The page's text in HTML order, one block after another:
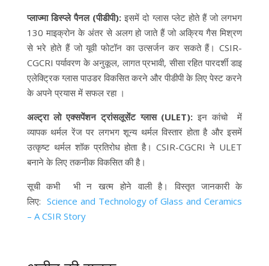
प्लाज्मा डिस्प्ले पैनल (पीडीपी): इसमें दो ग्लास प्लेट होते हैं जो लगभग
130 माइक्रोन के अंतर से अलग हो जाते हैं जो अक्रिय गैस मिश्रण
से भरे होते हैं जो यूवी फोटॉन का उत्सर्जन कर सकते हैं। CSIR-
CGCRI पर्यावरण के अनुकूल, लागत प्रभावी, सीसा रहित पारदर्शी डाइ
एलेक्ट्रिक ग्लास पाउडर विकसित करने और पीडीपी के लिए पेस्ट करने
के अपने प्रयास में सफल रहा ।
अल्ट्रा लो एक्सपेंशन ट्रांसलूसेंट ग्लास (ULET): इन कांचो में
व्यापक थर्मल रेंज पर लगभग शून्य थर्मल विस्तार होता है और इसमें
उत्कृष्ट थर्मल शॉक प्रतिरोध होता है। CSIR-CGCRI ने ULET
बनाने के लिए तकनीक विकसित की है।
सूची कभी भी न खत्म होने वाली है। विस्तृत जानकारी के
लिए: Science and Technology of Glass and Ceramics
– A CSIR Story